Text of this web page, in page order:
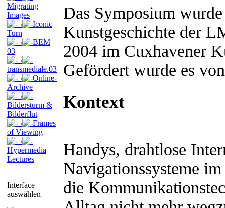
Migrating
Images
¬
Iconic
Turn
¬
BEM
03
¬
transmediale.03
¬
Online-
Archive
¬
Bildersturm &
Bilderflut
¬
Frames
of Viewing
¬
Hypermedia
Lectures
Interface
auswählen
Das Symposium
Kunstgeschichte der
2004 im Cuxhavener
Gefördert wurde es
Kontext
Handys, drahtlose
Navigationssysteme
die